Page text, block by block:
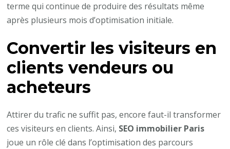
terme qui continue de produire des résultats même
après plusieurs mois d’optimisation initiale.
Convertir les visiteurs en
clients vendeurs ou
acheteurs
Attirer du trafic ne suffit pas, encore faut-il transformer
ces visiteurs en clients. Ainsi, SEO immobilier Paris
joue un rôle clé dans l’optimisation des parcours